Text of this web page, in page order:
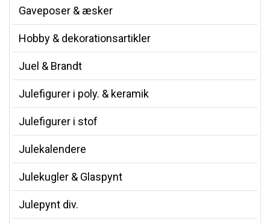
Gaveposer & æsker
Hobby & dekorationsartikler
Juel & Brandt
Julefigurer i poly. & keramik
Julefigurer i stof
Julekalendere
Julekugler & Glaspynt
Julepynt div.